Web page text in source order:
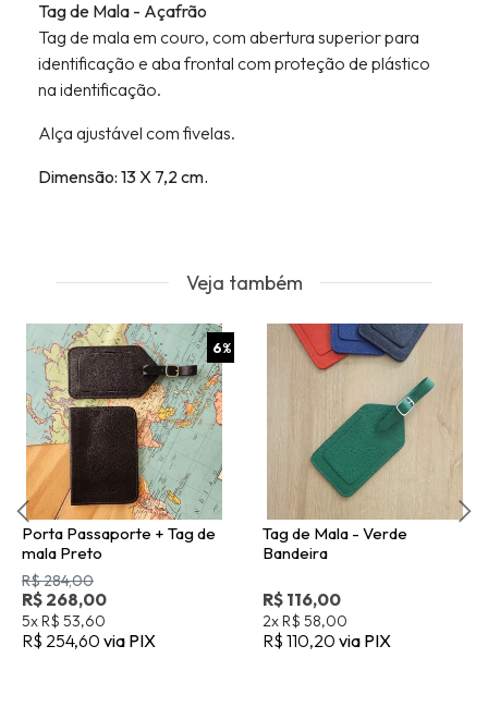
Tag de Mala - Açafrão
Tag de mala em couro, com abertura superior para
identificação e aba frontal com proteção de plástico
na identificação.
Alça ajustável com fivelas.
Dimensão: 13 X 7,2 cm.
Veja também
6%
Porta Passaporte + Tag de
mala Preto
R$ 284,00
R$ 268,00
5x R$ 53,60
R$ 254,60 via PIX
Tag de Mala - Verde
Bandeira
R$ 116,00
2x R$ 58,00
R$ 110,20 via PIX